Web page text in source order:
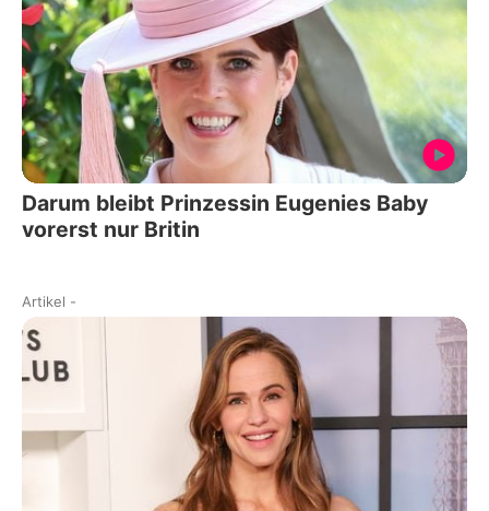
Darum bleibt Prinzessin Eugenies Baby
vorerst nur Britin
Artikel -